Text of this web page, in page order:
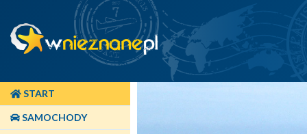
START
SAMOCHODY